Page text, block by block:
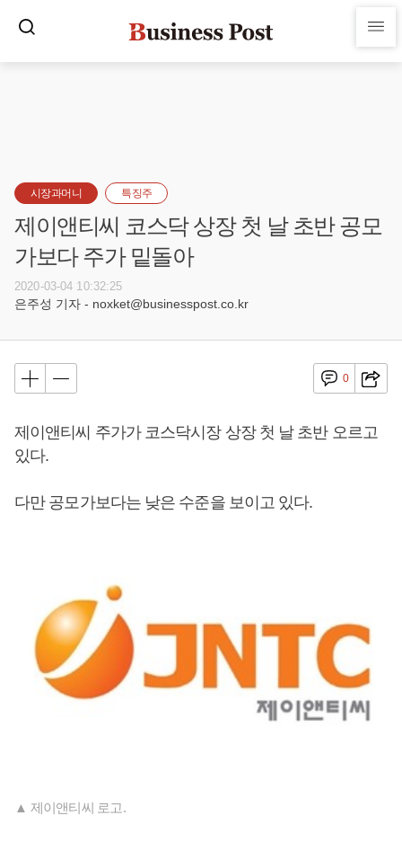
시장과머니 특징주
제이앤티씨 코스닥 상장 첫 날 초반 공모
가보다 주가 밑돌아
2020-03-04 10:32:25
은주성 기자 - noxket@businesspost.co.kr
0
제이앤티씨 주가가 코스닥시장 상장 첫 날 초반 오르고
있다.
다만 공모가보다는 낮은 수준을 보이고 있다.
▲ 제이앤티씨 로고.